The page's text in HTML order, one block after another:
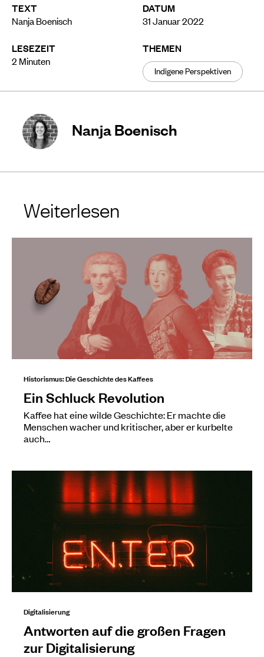
TEXT
Nanja Boenisch
LESEZEIT
2 Minuten
DATUM
31 Januar 2022
THEMEN
Indigene Perspektiven
Nanja Boenisch
Weiterlesen
Historismus: Die Geschichte des Kaffees
Ein Schluck Revolution
Kaffee hat eine wilde Geschichte: Er machte die
Menschen wacher und kritischer, aber er kurbelte
auch…
Digitalisierung
Antworten auf die großen Fragen
zur Digitalisierung